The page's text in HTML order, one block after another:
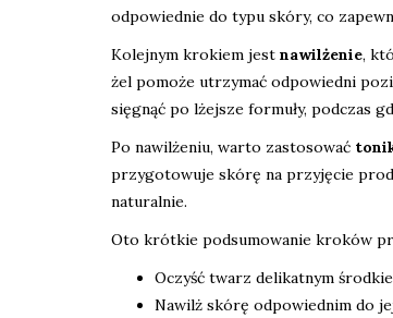
odpowiednie do typu skóry, co
Kolejnym krokiem jest nawilżenie,
żel pomoże utrzymać odpowiedni
sięgnąć po lżejsze formuły, podczas
Po nawilżeniu, warto zastosować
przygotowuje skórę na przyjęcie
naturalnie.
Oto krótkie podsumowanie kroków
Oczyść twarz delikatnym
Nawilż skórę odpowiednim do